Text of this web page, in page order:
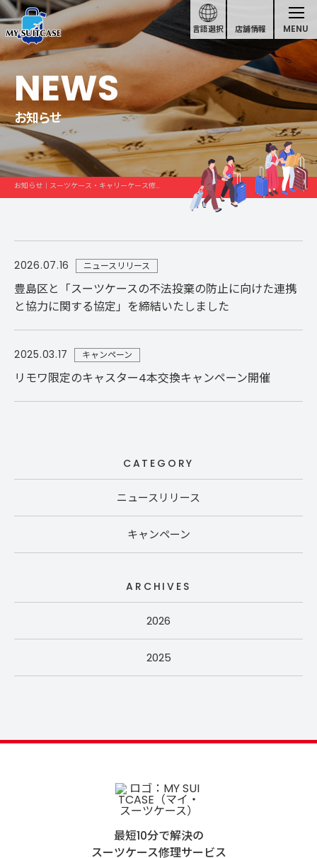
店舗情報
言語選択 MENU
お知らせ｜スーツケース・キャリーケース修理
NEWS
お知らせ
2026.07.16 ニュースリリース
豊島区と「スーツケースの不法投棄の防止に向けた連携
と協力に関する協定」を締結いたしました
2025.03.17 キャンペーン
リモワ限定のキャスター4本交換キャンペーン開催
CATEGORY
ニュースリリース
キャンペーン
ARCHIVES
2026
2025
最短10分で解決の
スーツケース修理サービス